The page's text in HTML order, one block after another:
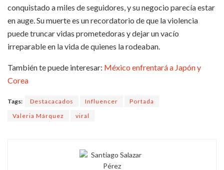
conquistado a miles de seguidores, y su negocio parecía estar
en auge. Su muerte es un recordatorio de que la violencia
puede truncar vidas prometedoras y dejar un vacío
irreparable en la vida de quienes la rodeaban.
También te puede interesar: México enfrentará a Japón y
Corea
Tags: Destacacados Influencer
Portada
Valeria Márquez
viral